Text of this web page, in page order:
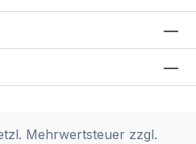
Mehrwertsteuer zzgl.